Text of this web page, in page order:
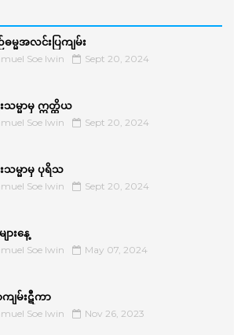
ဓမ္မအလင်းပြကျမ်း
Soe lwin Sept 20, 2024
သမ္မာမှ ဣတ္ထိယ
Soe lwin Sept 20, 2024
သမ္မာမှ ပုရိသ
Soe lwin Sept 20, 2024
ားနေ့
Soe lwin May 07, 2024
ကျမ်းဋီကာ
Soe lwin Nov 26, 2023